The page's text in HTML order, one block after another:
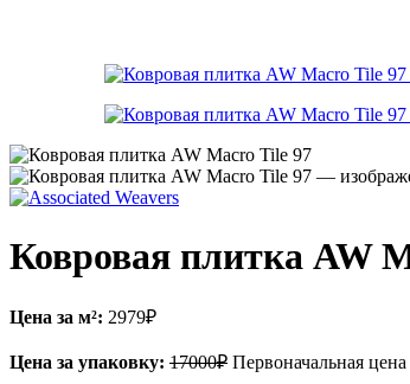
Ковровая плитка AW
Цена за м²: 2979₽
Цена за упаковку: 17000₽ Первоначальная